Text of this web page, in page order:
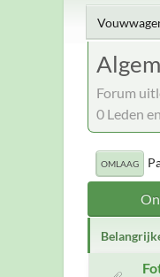
Forum
0 Leden
OMLAAG